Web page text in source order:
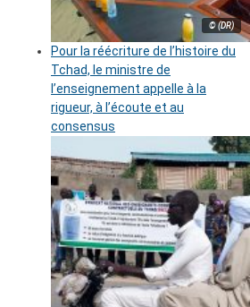
© (DR)
Pour la réécriture de l’histoire du
Tchad, le ministre de
l’enseignement appelle à la
rigueur, à l’écoute et au
consensus